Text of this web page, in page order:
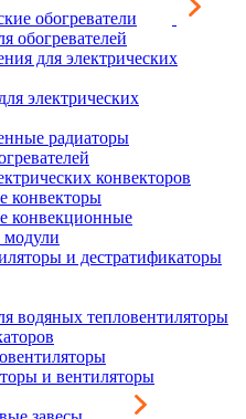
обогреватели
обогревателей
для электрических
электрических
радиаторы
конвекторов
конвекторы
конвекционные
модули
и дестратификаторы
водяных тепловентиляторы
и вентиляторы